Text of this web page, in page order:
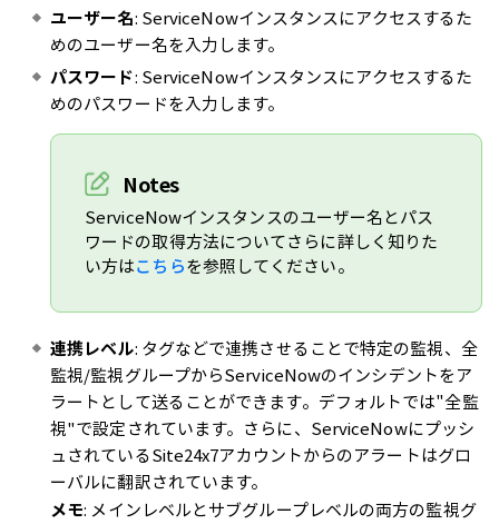
ユーザー名: ServiceNowインスタンスにアクセスするた
めのユーザー名を入力します。
パスワード: ServiceNowインスタンスにアクセスするた
めのパスワードを入力します。
Notes
ServiceNowインスタンスのユーザー名とパス
ワードの取得方法についてさらに詳しく知りた
い方はこちらを参照してください。
連携レベル: タグなどで連携させることで特定の監視、全
監視/監視グループからServiceNowのインシデントをア
ラートとして送ることができます。デフォルトでは"全監
視"で設定されています。さらに、ServiceNowにプッシ
ュされているSite24x7アカウントからのアラートはグロ
ーバルに翻訳されています。
メモ: メインレベルとサブグループレベルの両方の監視グ